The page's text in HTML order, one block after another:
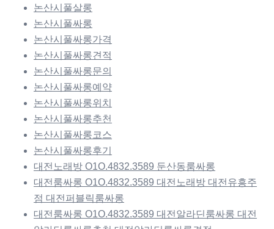
논산시풀살롱
논산시풀싸롱
논산시풀싸롱가격
논산시풀싸롱견적
논산시풀싸롱문의
논산시풀싸롱예약
논산시풀싸롱위치
논산시풀싸롱추천
논산시풀싸롱코스
논산시풀싸롱후기
대전노래방 O1O.4832.3589 둔산동룸싸롱
대전룸싸롱 O1O.4832.3589 대전노래방 대전유흥주
점 대전퍼블릭룸싸롱
대전룸싸롱 O1O.4832.3589 대전알라딘룸싸롱 대전